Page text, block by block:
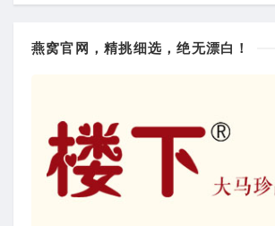
燕窝官网，精挑细选，绝无漂白！